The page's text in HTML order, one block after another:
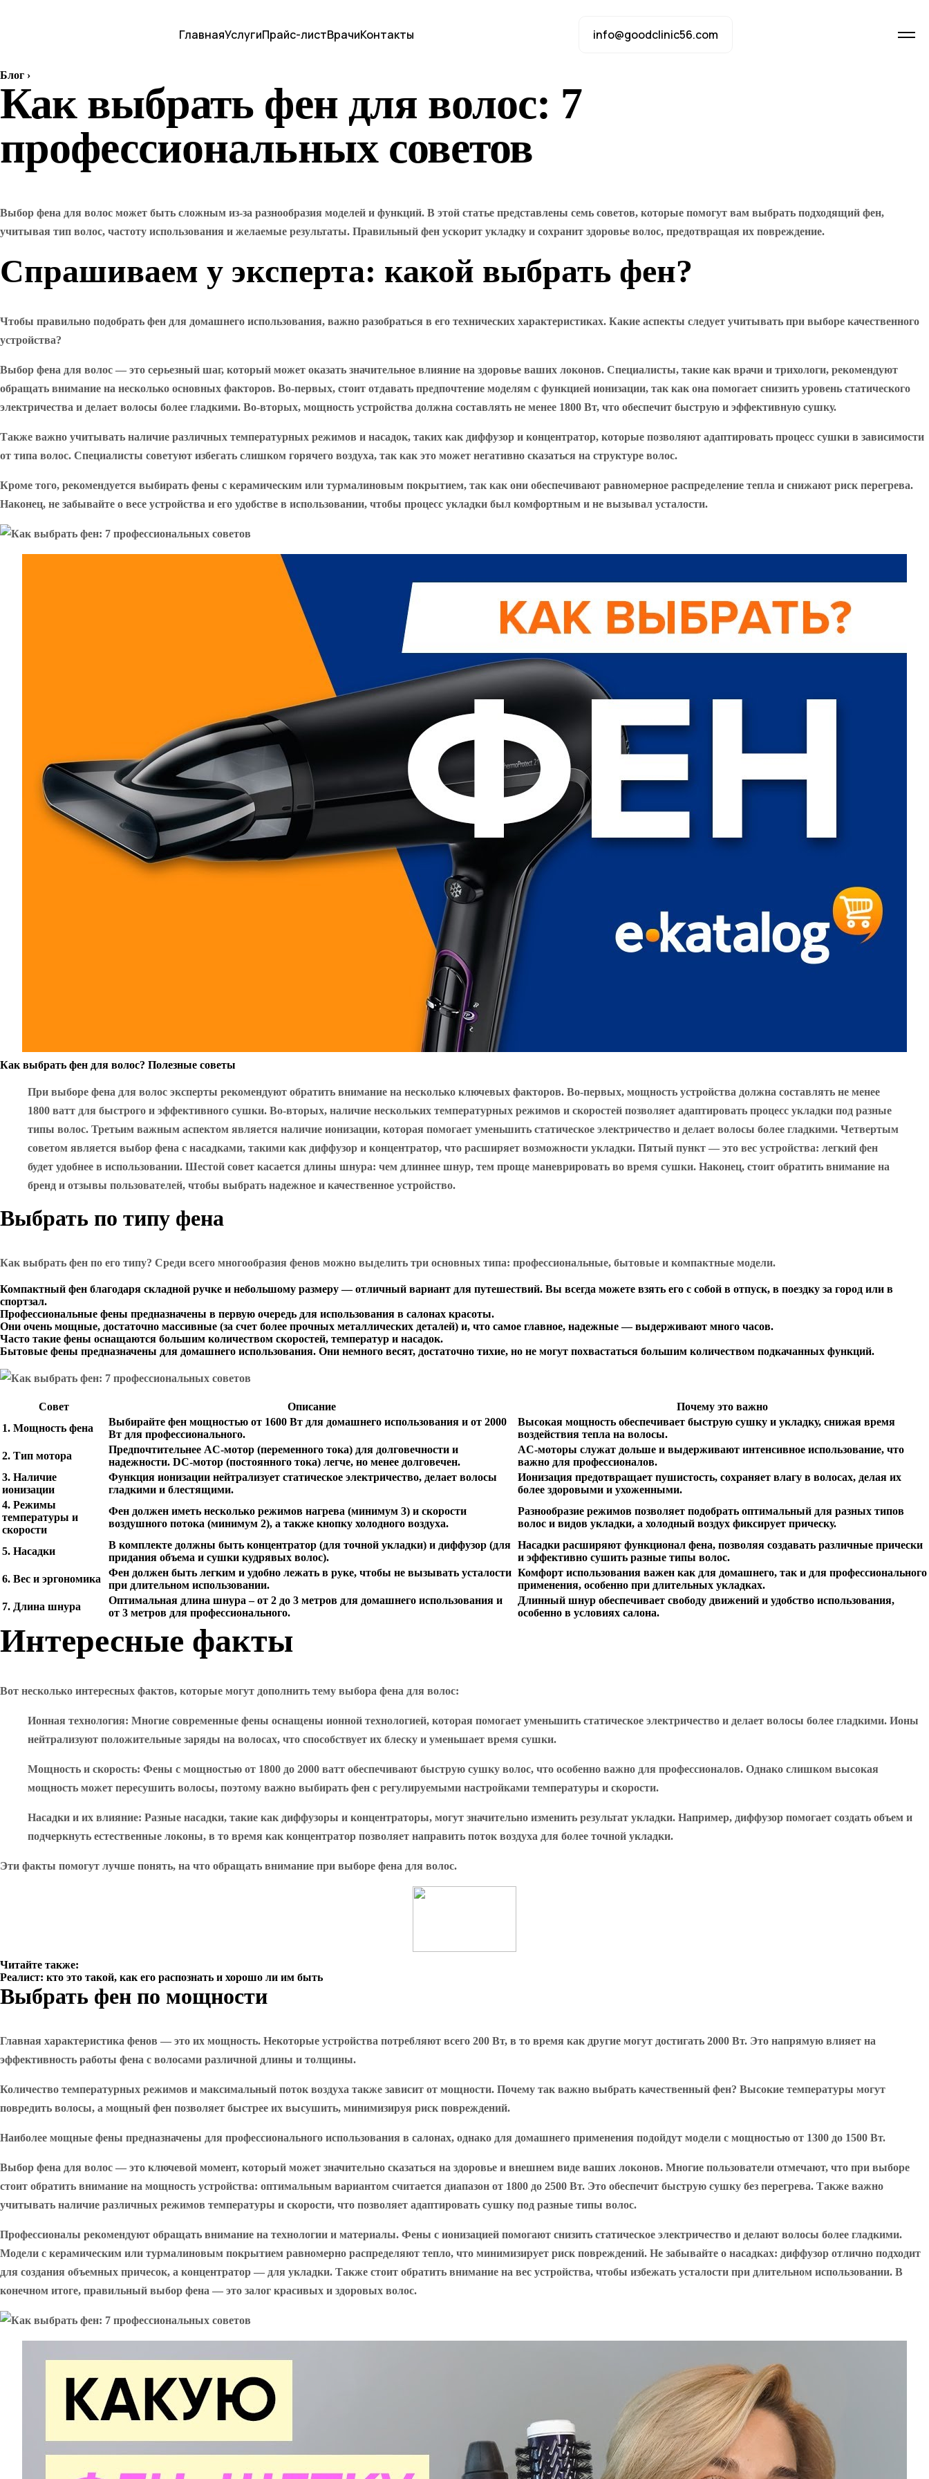
ГлавнаяУслугиПрайс-листВрачиКонтакты info@goodclinic56.com
Блог ›
Как выбрать фен для волос: 7
профессиональных советов
Выбор фена для волос может быть сложным из-за разнообразия моделей и функций. В этой статье представлены семь советов, которые помогут вам выбрать подходящий фен,
учитывая тип волос, частоту использования и желаемые результаты. Правильный фен ускорит укладку и сохранит здоровье волос, предотвращая их повреждение.
Спрашиваем у эксперта: какой выбрать фен?
Чтобы правильно подобрать фен для домашнего использования, важно разобраться в его технических характеристиках. Какие аспекты следует учитывать при выборе качественного
устройства?
Выбор фена для волос — это серьезный шаг, который может оказать значительное влияние на здоровье ваших локонов. Специалисты, такие как врачи и трихологи, рекомендуют
обращать внимание на несколько основных факторов. Во-первых, стоит отдавать предпочтение моделям с функцией ионизации, так как она помогает снизить уровень статического
электричества и делает волосы более гладкими. Во-вторых, мощность устройства должна составлять не менее 1800 Вт, что обеспечит быструю и эффективную сушку.
Также важно учитывать наличие различных температурных режимов и насадок, таких как диффузор и концентратор, которые позволяют адаптировать процесс сушки в зависимости
от типа волос. Специалисты советуют избегать слишком горячего воздуха, так как это может негативно сказаться на структуре волос.
Кроме того, рекомендуется выбирать фены с керамическим или турмалиновым покрытием, так как они обеспечивают равномерное распределение тепла и снижают риск перегрева.
Наконец, не забывайте о весе устройства и его удобстве в использовании, чтобы процесс укладки был комфортным и не вызывал усталости.
Как выбрать фен для волос? Полезные советы
При выборе фена для волос эксперты рекомендуют обратить внимание на несколько ключевых факторов. Во-первых, мощность устройства должна составлять не менее
1800 ватт для быстрого и эффективного сушки. Во-вторых, наличие нескольких температурных режимов и скоростей позволяет адаптировать процесс укладки под разные
типы волос. Третьим важным аспектом является наличие ионизации, которая помогает уменьшить статическое электричество и делает волосы более гладкими. Четвертым
советом является выбор фена с насадками, такими как диффузор и концентратор, что расширяет возможности укладки. Пятый пункт — это вес устройства: легкий фен
будет удобнее в использовании. Шестой совет касается длины шнура: чем длиннее шнур, тем проще маневрировать во время сушки. Наконец, стоит обратить внимание на
бренд и отзывы пользователей, чтобы выбрать надежное и качественное устройство.
Выбрать по типу фена
Как выбрать фен по его типу? Среди всего многообразия фенов можно выделить три основных типа: профессиональные, бытовые и компактные модели.
Компактный фен благодаря складной ручке и небольшому размеру — отличный вариант для путешествий. Вы всегда можете взять его с собой в отпуск, в поездку за город или в
спортзал.
Профессиональные фены предназначены в первую очередь для использования в салонах красоты.
Они очень мощные, достаточно массивные (за счет более прочных металлических деталей) и, что самое главное, надежные — выдерживают много часов.
Часто такие фены оснащаются большим количеством скоростей, температур и насадок.
Бытовые фены предназначены для домашнего использования. Они немного весят, достаточно тихие, но не могут похвастаться большим количеством подкачанных функций.
Совет Описание
Почему это важно
1. Мощность фена
Выбирайте фен мощностью от 1600 Вт для домашнего использования и от 2000
Вт для профессионального.
Высокая мощность обеспечивает быструю сушку и укладку, снижая время
воздействия тепла на волосы.
2. Тип мотора
Предпочтительнее AC-мотор (переменного тока) для долговечности и
надежности. DC-мотор (постоянного тока) легче, но менее долговечен.
AC-моторы служат дольше и выдерживают интенсивное использование, что
важно для профессионалов.
3. Наличие
ионизации
Функция ионизации нейтрализует статическое электричество, делает волосы
гладкими и блестящими.
Ионизация предотвращает пушистость, сохраняет влагу в волосах, делая их
более здоровыми и ухоженными.
4. Режимы
температуры и
скорости
Фен должен иметь несколько режимов нагрева (минимум 3) и скорости
воздушного потока (минимум 2), а также кнопку холодного воздуха.
Разнообразие режимов позволяет подобрать оптимальный для разных типов
волос и видов укладки, а холодный воздух фиксирует прическу.
5. Насадки
В комплекте должны быть концентратор (для точной укладки) и диффузор (для
придания объема и сушки кудрявых волос).
Насадки расширяют функционал фена, позволяя создавать различные прически
и эффективно сушить разные типы волос.
6. Вес и эргономика
Фен должен быть легким и удобно лежать в руке, чтобы не вызывать усталости
при длительном использовании.
Комфорт использования важен как для домашнего, так и для профессионального
применения, особенно при длительных укладках.
7. Длина шнура
Оптимальная длина шнура – от 2 до 3 метров для домашнего использования и
от 3 метров для профессионального.
Длинный шнур обеспечивает свободу движений и удобство использования,
особенно в условиях салона.
Интересные факты
Вот несколько интересных фактов, которые могут дополнить тему выбора фена для волос:
Ионная технология: Многие современные фены оснащены ионной технологией, которая помогает уменьшить статическое электричество и делает волосы более гладкими. Ионы
нейтрализуют положительные заряды на волосах, что способствует их блеску и уменьшает время сушки.
Мощность и скорость: Фены с мощностью от 1800 до 2000 ватт обеспечивают быструю сушку волос, что особенно важно для профессионалов. Однако слишком высокая
мощность может пересушить волосы, поэтому важно выбирать фен с регулируемыми настройками температуры и скорости.
Насадки и их влияние: Разные насадки, такие как диффузоры и концентраторы, могут значительно изменить результат укладки. Например, диффузор помогает создать объем и
подчеркнуть естественные локоны, в то время как концентратор позволяет направить поток воздуха для более точной укладки.
Эти факты помогут лучше понять, на что обращать внимание при выборе фена для волос.
Читайте также:
Реалист: кто это такой, как его распознать и хорошо ли им быть
Выбрать фен по мощности
Главная характеристика фенов — это их мощность. Некоторые устройства потребляют всего 200 Вт, в то время как другие могут достигать 2000 Вт. Это напрямую влияет на
эффективность работы фена с волосами различной длины и толщины.
Количество температурных режимов и максимальный поток воздуха также зависит от мощности. Почему так важно выбрать качественный фен? Высокие температуры могут
повредить волосы, а мощный фен позволяет быстрее их высушить, минимизируя риск повреждений.
Наиболее мощные фены предназначены для профессионального использования в салонах, однако для домашнего применения подойдут модели с мощностью от 1300 до 1500 Вт.
Выбор фена для волос — это ключевой момент, который может значительно сказаться на здоровье и внешнем виде ваших локонов. Многие пользователи отмечают, что при выборе
стоит обратить внимание на мощность устройства: оптимальным вариантом считается диапазон от 1800 до 2500 Вт. Это обеспечит быструю сушку без перегрева. Также важно
учитывать наличие различных режимов температуры и скорости, что позволяет адаптировать сушку под разные типы волос.
Профессионалы рекомендуют обращать внимание на технологии и материалы. Фены с ионизацией помогают снизить статическое электричество и делают волосы более гладкими.
Модели с керамическим или турмалиновым покрытием равномерно распределяют тепло, что минимизирует риск повреждений. Не забывайте о насадках: диффузор отлично подходит
для создания объемных причесок, а концентратор — для укладки. Также стоит обратить внимание на вес устройства, чтобы избежать усталости при длительном использовании. В
конечном итоге, правильный выбор фена — это залог красивых и здоровых волос.